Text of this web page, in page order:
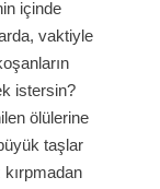
içinde
vaktiyle
istersin?
ölülerine
taşlar